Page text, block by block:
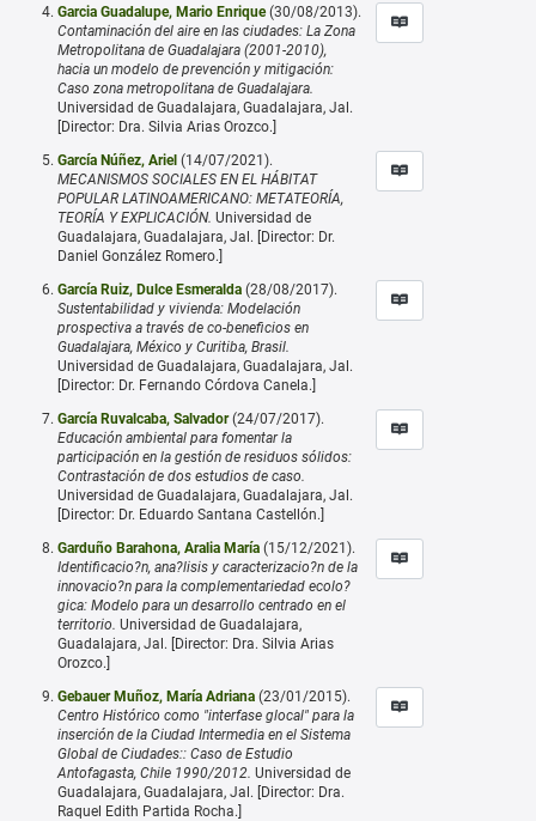
Garcia Guadalupe, Mario Enrique (30/08/2013).
Contaminación del aire en las ciudades: La Zona
Metropolitana de Guadalajara (2001-2010),
hacia un modelo de prevención y mitigación:
Caso zona metropolitana de Guadalajara.
Universidad de Guadalajara, Guadalajara, Jal.
[Director: Dra. Silvia Arias Orozco.]
García Núñez, Ariel (14/07/2021).
MECANISMOS SOCIALES EN EL HÁBITAT
POPULAR LATINOAMERICANO: METATEORÍA,
TEORÍA Y EXPLICACIÓN. Universidad de
Guadalajara, Guadalajara, Jal. [Director: Dr.
Daniel González Romero.]
García Ruiz, Dulce Esmeralda (28/08/2017).
Sustentabilidad y vivienda: Modelación
prospectiva a través de co-beneficios en
Guadalajara, México y Curitiba, Brasil.
Universidad de Guadalajara, Guadalajara, Jal.
[Director: Dr. Fernando Córdova Canela.]
García Ruvalcaba, Salvador (24/07/2017).
Educación ambiental para fomentar la
participación en la gestión de residuos sólidos:
Contrastación de dos estudios de caso.
Universidad de Guadalajara, Guadalajara, Jal.
[Director: Dr. Eduardo Santana Castellón.]
Garduño Barahona, Aralia María (15/12/2021).
Identificacio?n, ana?lisis y caracterizacio?n de la
innovacio?n para la complementariedad ecolo?
gica: Modelo para un desarrollo centrado en el
territorio. Universidad de Guadalajara,
Guadalajara, Jal. [Director: Dra. Silvia Arias
Orozco.]
Gebauer Muñoz, María Adriana (23/01/2015).
Centro Histórico como "interfase glocal" para la
inserción de la Ciudad Intermedia en el Sistema
Global de Ciudades:: Caso de Estudio
Antofagasta, Chile 1990/2012. Universidad de
Guadalajara, Guadalajara, Jal. [Director: Dra.
Raquel Edith Partida Rocha.]